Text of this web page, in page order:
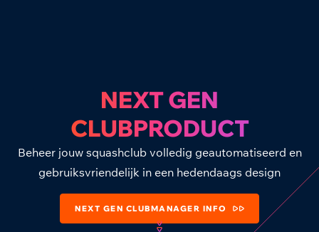
NEXT GEN
CLUBPRODUCT
Beheer jouw squashclub volledig geautomatiseerd en
gebruiksvriendelijk in een hedendaags design
NEXT GEN CLUBMANAGER INFO